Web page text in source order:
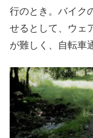
行のとき。バイク
せるとして、ウェ
が難しく、自転車